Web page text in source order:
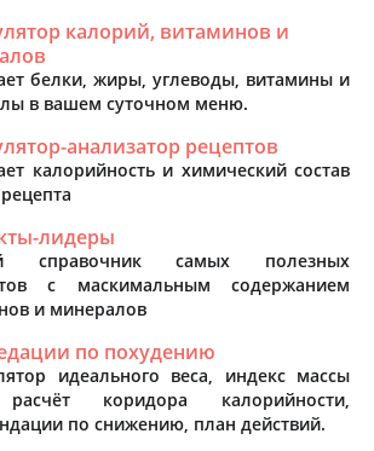
калорий, витаминов и
белки, жиры, углеводы, витамины и
в вашем суточном меню.
анализатор рецептов
калорийность и химический состав
лидеры
справочник самых полезных
с маскимальным содержанием
и минералов
по похудению
идеального веса, индекс массы
коридора калорийности,
по снижению, план действий.